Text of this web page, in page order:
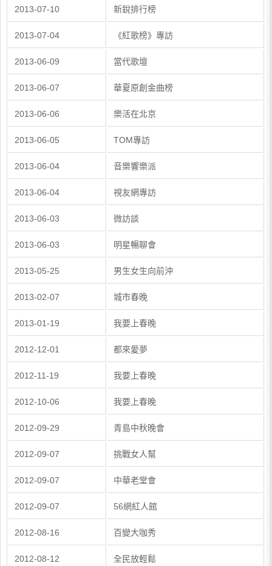
2013-07-10 新銳排行榜
2013-07-04 《紅歌榜》專訪
2013-06-09 當代歌壇
2013-06-07 華夏原創金曲榜
2013-06-06 樂活在北京
2013-06-05 TOM專訪
2013-06-04 音樂響樂派
2013-06-04 視友網專訪
2013-06-03 微訪談
2013-06-03 明星暢聊會
2013-05-25 男生女生向前沖
2013-02-07 城市春晚
2013-01-19 我要上春晚
2012-12-01 都來愛夢
2012-11-19 我要上春晚
2012-10-06 我要上春晚
2012-09-29 青島中秋晚會
2012-09-07 挑戰女人幫
2012-09-07 中華老堂會
2012-09-07 56網紅人館
2012-08-16 百變大咖秀
2012-08-12 全民放輕鬆